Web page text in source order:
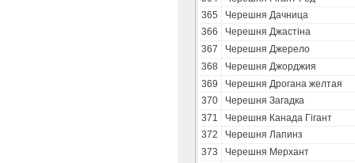
365
Черешня Дачница
366
Черешня Джастіна
367
Черешня Джерело
368
Черешня Джорджия
369
Черешня Дрогана желтая
370
Черешня Загадка
371
Черешня Канада Гігант
372
Черешня Лапинз
373
Черешня Мерхант